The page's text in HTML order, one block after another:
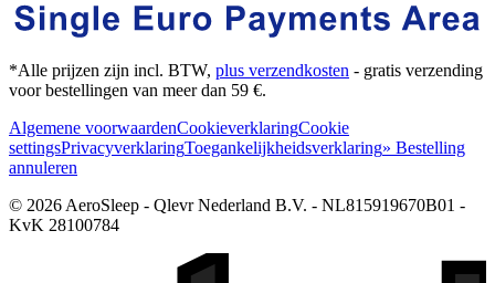
*Alle prijzen zijn incl. BTW, plus verzendkosten - gratis verzending
voor bestellingen van meer dan 59 €.
Algemene voorwaardenCookieverklaringCookie
settingsPrivacyverklaringToegankelijkheidsverklaring» Bestelling
annuleren
© 2026 AeroSleep - Qlevr Nederland B.V. - NL815919670B01 -
KvK 28100784